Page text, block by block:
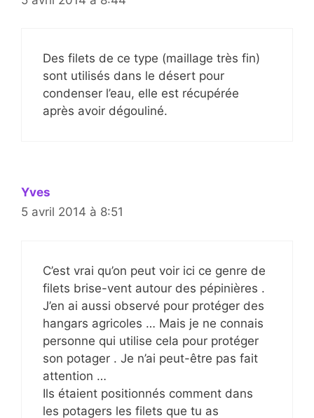
Des filets de ce type (maillage très fin)
sont utilisés dans le désert pour
condenser l’eau, elle est récupérée
après avoir dégouliné.
Yves
5 avril 2014 à 8:51
C’est vrai qu’on peut voir ici ce genre de
filets brise-vent autour des pépinières .
J’en ai aussi observé pour protéger des
hangars agricoles … Mais je ne connais
personne qui utilise cela pour protéger
son potager . Je n’ai peut-être pas fait
attention …
Ils étaient positionnés comment dans
les potagers les filets que tu as